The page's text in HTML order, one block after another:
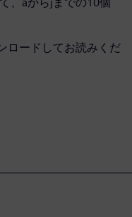
ロードしてお読みくだ